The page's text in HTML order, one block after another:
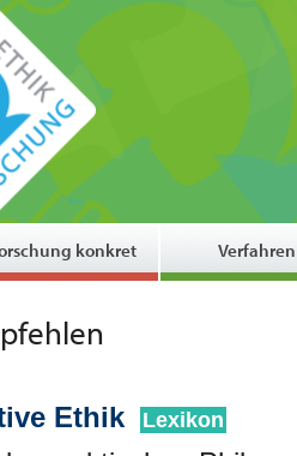
konkret Verfahren
Ethik Lexikon